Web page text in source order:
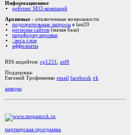
Информационное
рейтинг SEO-компаний
Архивные - отключенные возможности
подозрительные запросы в last20
регионы сайтов (малая база)
переформулировки
::веса слов
аффилиаты
RSS апдейтов: cp1251
utf8
Поддержка:
Евгений Трофименко email facebook vk
анкоры
партнерская программа